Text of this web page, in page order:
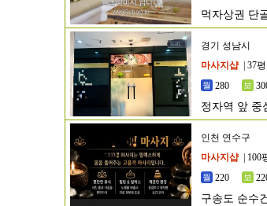
먹자상권 단
경기 성남시
마사지샵
| 37평
280
정자역 앞 중
인천 연수구
마사지샵
| 100
220
구송도 순수